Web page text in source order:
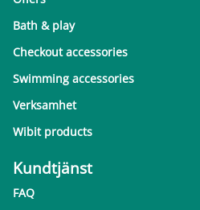
Bath & play
Checkout accessories
Swimming accessories
Verksamhet
Wibit products
Kundtjänst
FAQ